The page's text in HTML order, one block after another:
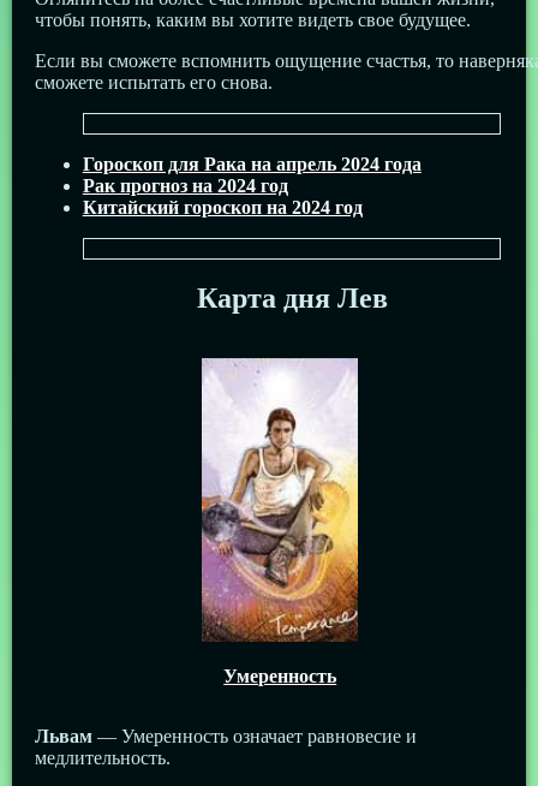
чтобы понять, каким вы хотите видеть свое будущее.
Если вы сможете вспомнить ощущение счастья, то
сможете испытать его снова.
Гороскоп для Рака на апрель 2024 года
Рак прогноз на 2024 год
Китайский гороскоп на 2024 год
Карта дня Лев
Умеренность
Львам— Умеренность означает равновесие и
медлительность.